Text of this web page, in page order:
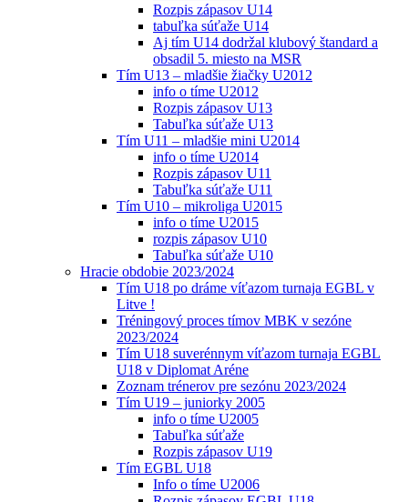
Rozpis zápasov U14
tabuľka súťaže U14
Aj tím U14 dodržal klubový štandard a
obsadil 5. miesto na MSR
Tím U13 – mladšie žiačky U2012
info o tíme U2012
Rozpis zápasov U13
Tabuľka súťaže U13
Tím U11 – mladšie mini U2014
info o tíme U2014
Rozpis zápasov U11
Tabuľka súťaže U11
Tím U10 – mikroliga U2015
info o tíme U2015
rozpis zápasov U10
Tabuľka súťaže U10
Hracie obdobie 2023/2024
Tím U18 po dráme víťazom turnaja EGBL v
Litve !
Tréningový proces tímov MBK v sezóne
2023/2024
Tím U18 suverénnym víťazom turnaja EGBL
U18 v Diplomat Aréne
Zoznam trénerov pre sezónu 2023/2024
Tím U19 – juniorky 2005
info o tíme U2005
Tabuľka súťaže
Rozpis zápasov U19
Tím EGBL U18
Info o tíme U2006